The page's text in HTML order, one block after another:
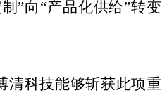
”向“产品化供给”转变
清科技能够斩获此项重